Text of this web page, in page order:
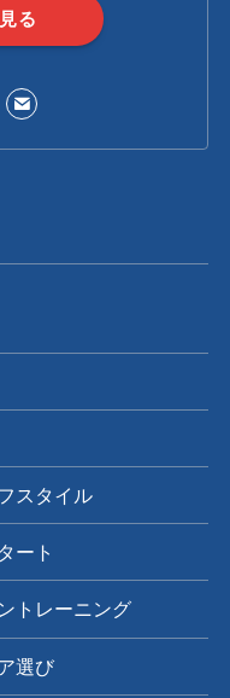
る
スタイル
ート
トレーニング
選び